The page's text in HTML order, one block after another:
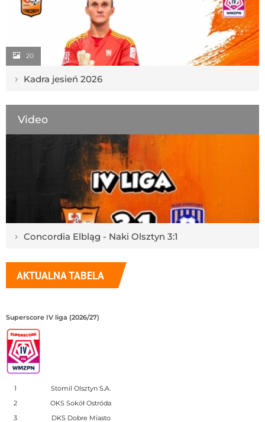
20
› Kadra jesień 2026
Video
› Concordia Elbląg - Naki Olsztyn 3:1
AKTUALNA TABELA
Superscore IV liga (2026/27)
1
Stomil Olsztyn S.A.
2
OKS Sokół Ostróda
3
DKS Dobre Miasto